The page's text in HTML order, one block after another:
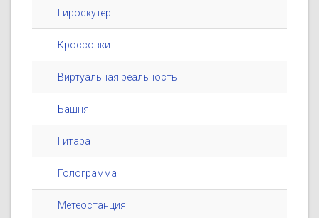
Гироскутер
Кроссовки
Виртуальная реальность
Башня
Гитара
Голограмма
Метеостанция